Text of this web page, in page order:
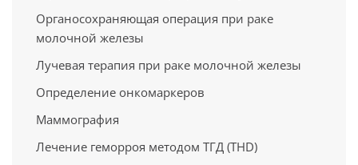
Органосохраняющая операция при раке
молочной железы
Лучевая терапия при раке молочной железы
Определение онкомаркеров
Маммография
Лечение геморроя методом ТГД (THD)